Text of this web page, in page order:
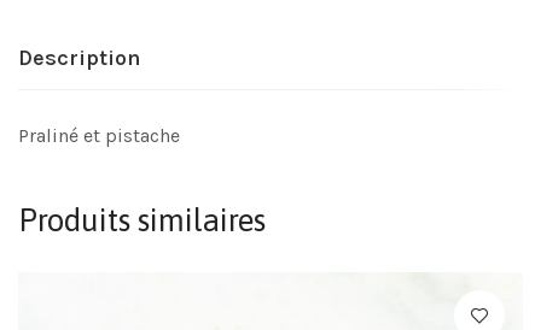
Description
Praliné et pistache
Produits similaires